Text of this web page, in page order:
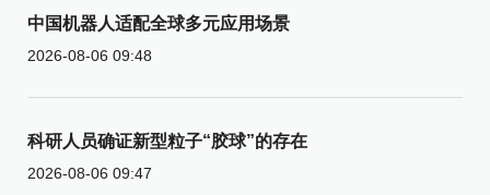
中国机器人适配全球多元应用场景
2026-08-06 09:48
科研人员确证新型粒子“胶球”的存在
2026-08-06 09:47